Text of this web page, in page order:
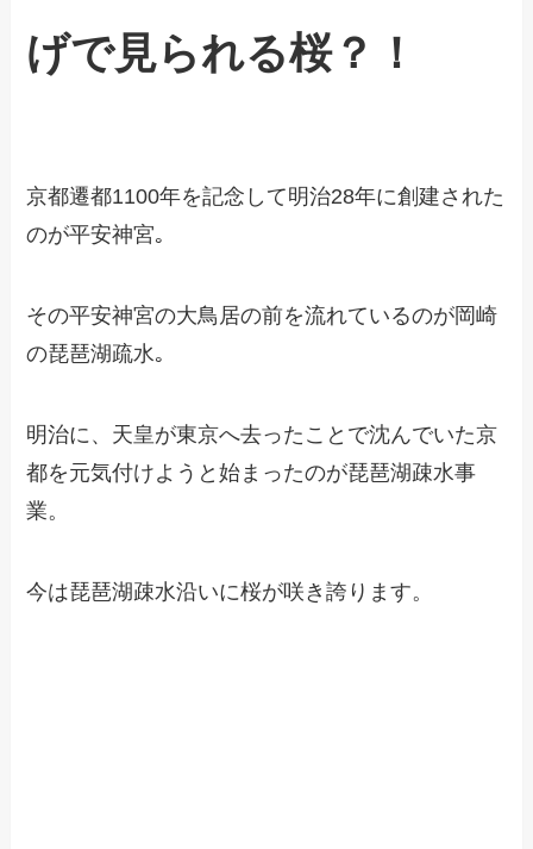
げで見られる桜？！
京都遷都1100年を記念して明治28年に創建された
のが平安神宮｡
その平安神宮の大鳥居の前を流れているのが岡崎
の琵琶湖疏水｡
明治に、天皇が東京へ去ったことで沈んでいた京
都を元気付けようと始まったのが琵琶湖疎水事
業。
今は琵琶湖疎水沿いに桜が咲き誇ります。